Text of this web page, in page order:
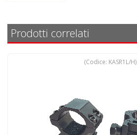
Prodotti correlati
(Codice: KASR1L/H)